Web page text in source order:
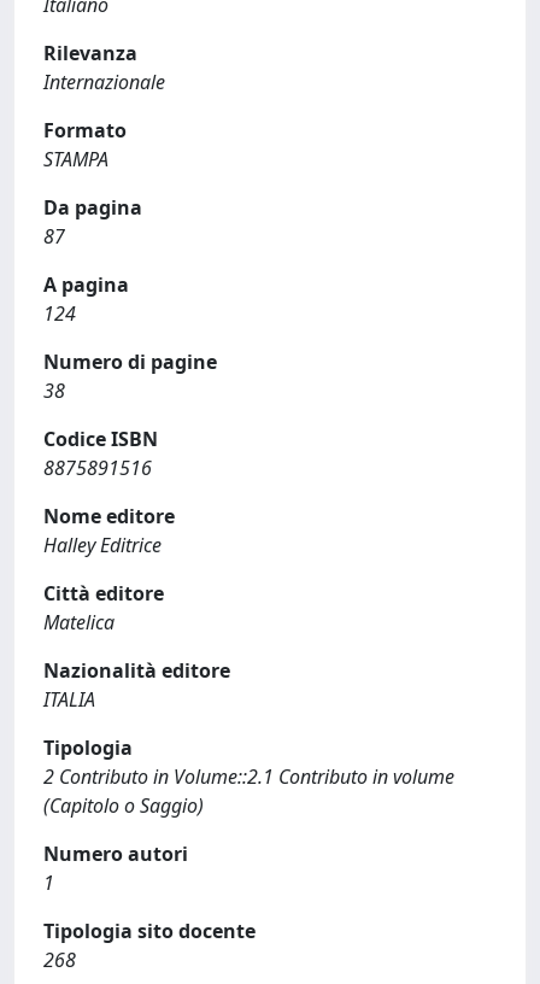
Rilevanza
Internazionale
Formato
STAMPA
Da pagina
87
A pagina
124
Numero di pagine
38
Codice ISBN
8875891516
Nome editore
Halley Editrice
Città editore
Matelica
Nazionalità editore
ITALIA
Tipologia
2 Contributo in Volume::2.1 Contributo in volume
(Capitolo o Saggio)
Numero autori
1
Tipologia sito docente
268